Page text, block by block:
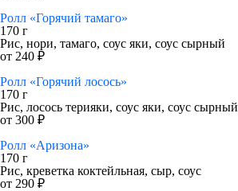
Ролл «Горячий тамаго»
170 г
Рис, нори, тамаго, соус яки, соус сырный
от 240 ₽
Ролл «Горячий лосось»
170 г
Рис, лосось терияки, соус яки, соус сырный
от 300 ₽
Ролл «Аризона»
170 г
Рис, креветка коктейльная, сыр, соус
от 290 ₽